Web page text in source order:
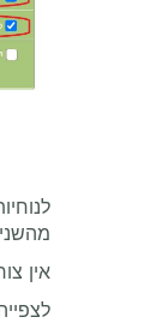
אין צורך